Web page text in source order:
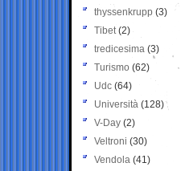
thyssenkrupp (3)
Tibet(2)
tredicesima (3)
Turismo (62)
Udc (64)
Università (128)
V-Day (2)
Veltroni (30)
Vendola (41)